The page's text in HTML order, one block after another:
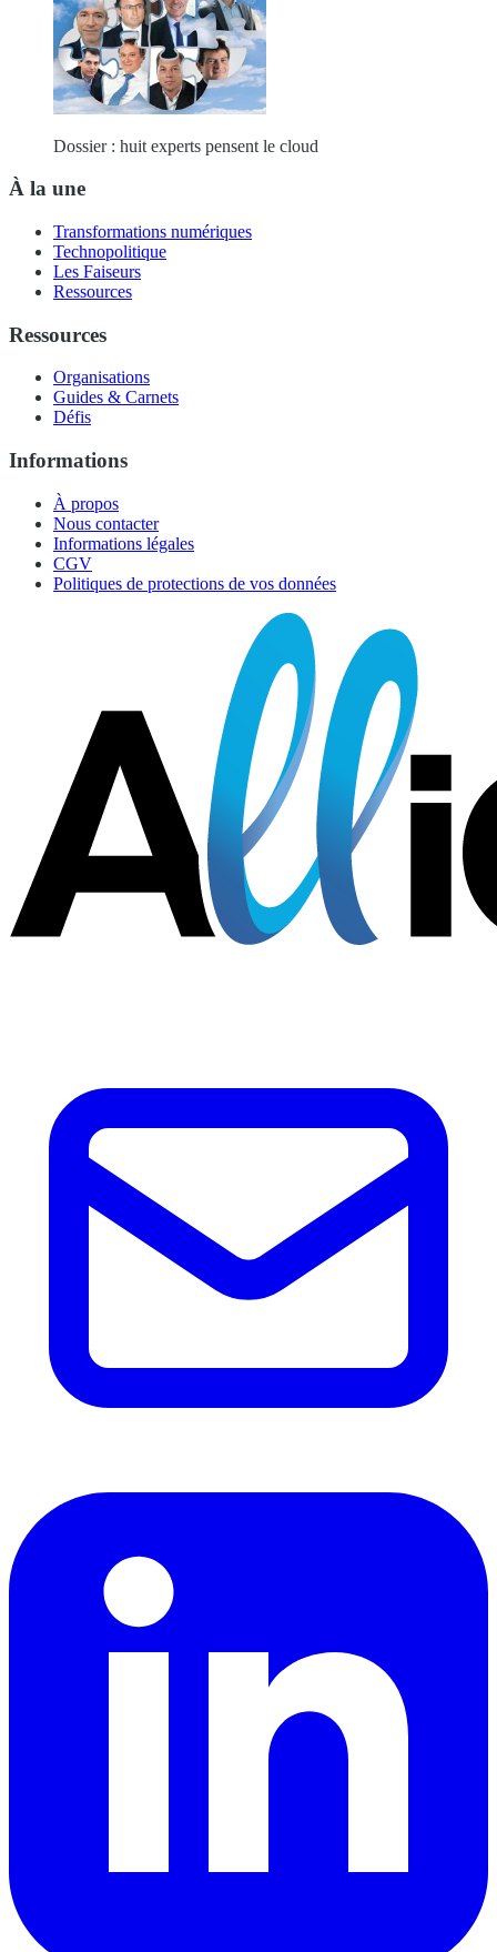
Dossier : huit experts pensent le cloud
À la une
Transformations numériques
Technopolitique
Les Faiseurs
Ressources
Ressources
Organisations
Guides & Carnets
Défis
Informations
À propos
Nous contacter
Informations légales
CGV
Politiques de protections de vos données